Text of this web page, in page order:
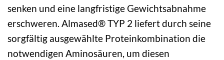
senken und eine langfristige Gewichtsabnahme
erschweren. Almased® TYP 2 liefert durch seine
sorgfältig ausgewählte Proteinkombination die
notwendigen Aminosäuren, um diesen